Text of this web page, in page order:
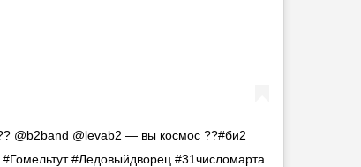
@b2band @levab2 — вы космос ??#би2
#Ледовыйдворец #31числомарта